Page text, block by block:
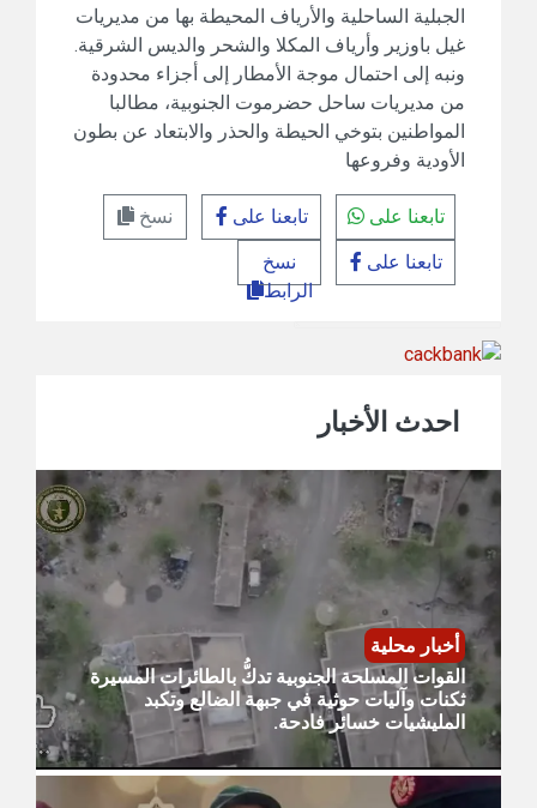
الجبلية الساحلية والأرياف المحيطة بها من مديريات
غيل باوزير وأرياف المكلا والشحر والديس الشرقية.
ونبه إلى احتمال موجة الأمطار إلى أجزاء محدودة
من مديريات ساحل حضرموت الجنوبية، مطالبا
المواطنين بتوخي الحيطة والحذر والابتعاد عن بطون
الأودية وفروعها
تابعنا على تابعنا على
نسخ
تابعنا على
نسخ
الرابط
احدث الأخبار
أخبار محلية
القوات المسلحة الجنوبية تدكُّ بالطائرات المسيرة
ثكنات وآليات حوثية في جبهة الضالع وتكبد
المليشيات خسائر فادحة.